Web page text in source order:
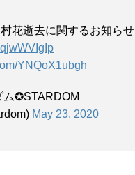
村花逝去に関するお知らせ
YNQoX1ubgh
✪STARDOM
May 23, 2020